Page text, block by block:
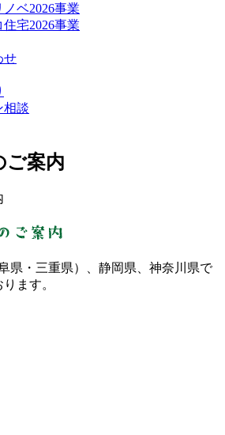
ベ2026事業
宅2026事業
せ
相談
県・三重県）、静岡県、神奈川県で
ます。